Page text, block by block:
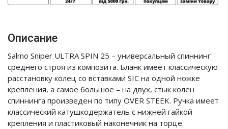
Описание
Salmo Sniper ULTRA SPIN 25 – универсальный спиннинг
среднего строя из композита. Бланк имеет классическую
расстановку колец со вставками SIC на одной ножке
крепления, а самое большое – на двух, стык колен
спиннинга произведен по типу OVER STEEK. Ручка имеет
классический катушкодержатель с нижней гайкой
крепления и пластиковый наконечник на торце.